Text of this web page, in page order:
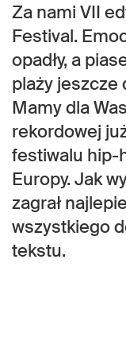
Za nami VII
Festival.
opadły, a
plaży jeszcze
Mamy dla
rekordowej
festiwalu hip-
Europy. Jak
zagrał
wszystkiego
tekstu.